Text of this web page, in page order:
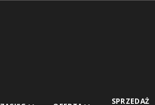
SPRZEDAŻ